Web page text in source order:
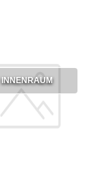
INNENRAUM